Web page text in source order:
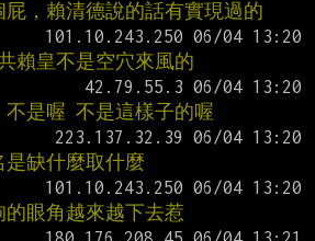
，賴清德說的話有實現過的
賴皇不是空穴來風的
是喔 不是這樣子的喔
缺什麼取什麼
眼角越來越下去惹